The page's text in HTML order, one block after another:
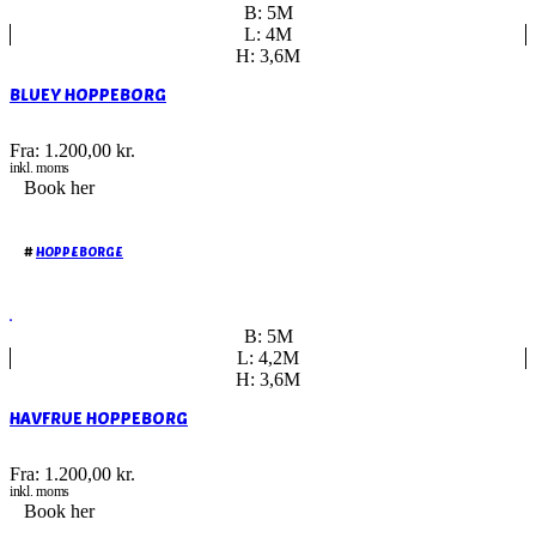
B: 5M
L: 4M
H: 3,6M
BLUEY HOPPEBORG
Fra: 1.200,00 kr.
inkl. moms
Book her
#HOPPEBORGE
B: 5M
L: 4,2M
H: 3,6M
HAVFRUE HOPPEBORG
Fra: 1.200,00 kr.
inkl. moms
Book her